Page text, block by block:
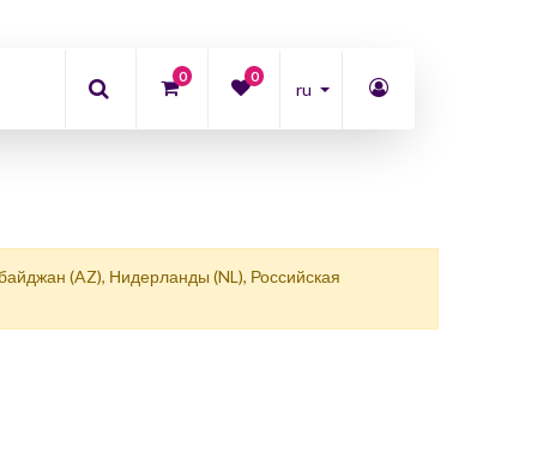
0 0
ru
(AZ), Нидерланды (NL), Российская